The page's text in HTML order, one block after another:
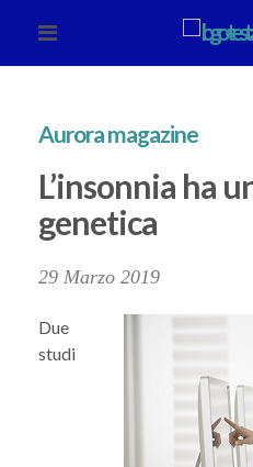
Aurora magazine
L’insonnia ha
genetica
29 Marzo 2019
Due
studi